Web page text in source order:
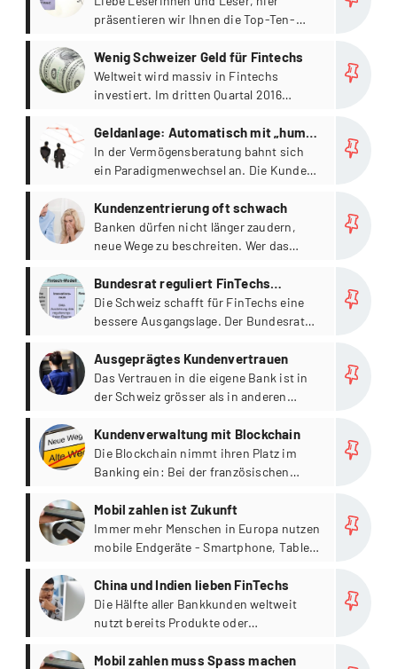
präsentieren wir Ihnen die Top-Ten-
Beiträge des Jahres 2016 der Blogseite
"Banking und Finance".
Wenig Schweizer Geld für Fintechs
Weltweit wird massiv in Fintechs
investiert. Im dritten Quartal 2016
Firmen aus dem
Finanztechnologiebereich investiert.
Geldanlage: Automatisch mit „human
touch“
In der Vermögensberatung bahnt sich
ein Paradigmenwechsel an. Die Kunden
Technologien auch selbstständiger.
Kundenzentrierung oft schwach
Banken dürfen nicht länger zaudern,
neue Wege zu beschreiten. Wer das
Möglichkeiten erschliessen.
Bundesrat reguliert FinTechs
einfacher
Die Schweiz schafft für FinTechs eine
bessere Ausgangslage. Der Bundesrat
ergänzenden Elementen vor, wie aus
einer Mitteilung des Eidgenössischen
Finanzdepartements hervorgeht:
Ausgeprägtes Kundenvertrauen
Das Vertrauen in die eigene Bank ist in
der Schweiz grösser als in anderen
Kundenverwaltung mit Blockchain
Die Blockchain nimmt ihren Platz im
Banking ein: Bei der französischen
wurde bereits ein Blockchain-Netzwerk
realisiert.
Mobil zahlen ist Zukunft
Immer mehr Menschen in Europa nutzen
mobile Endgeräte - Smartphone, Tablet
China und Indien lieben FinTechs
Die Hälfte aller Bankkunden weltweit
nutzt bereits Produkte oder
FinTech-Unternehmens.
Mobil zahlen muss Spass machen